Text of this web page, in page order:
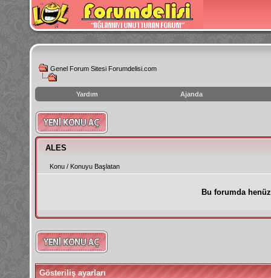
Genel Forum Sitesi Forumdelisi.com
Yardım Ajanda
instagram
izlenme
hilesi
ALES
Konu / Konuyu Başlatan
Bu forumda
Gösteriliş ayarları